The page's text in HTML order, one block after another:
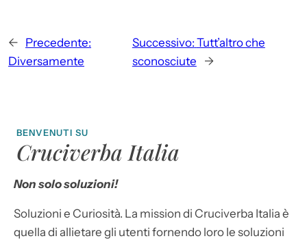
← Precedente:
Diversamente
Successivo: Tutt’altro che
sconosciute
→
BENVENUTI SU
Cruciverba Italia
Non solo soluzioni!
Soluzioni e Curiosità. La mission di Cruciverba Italia è
quella di allietare gli utenti fornendo loro le soluzioni